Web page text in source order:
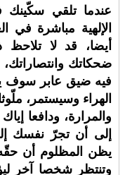
عندما تلقي
الإلهية مباشرة في
أيضا، قد لا
ضحكاتك
فيه ضيق عابر سوف
الهراء وسيستمر،
والمرارة، ودافعا
إلى أن تجرّ نفسك
يظن المظلوم أن حقّه
وتنتظر شخصا آخر